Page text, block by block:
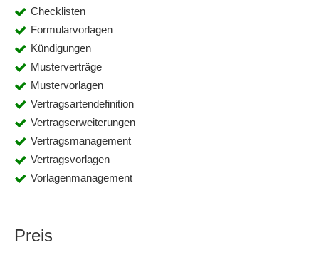
Checklisten
Formularvorlagen
Kündigungen
Musterverträge
Mustervorlagen
Vertragsartendefinition
Vertragserweiterungen
Vertragsmanagement
Vertragsvorlagen
Vorlagenmanagement
Preis